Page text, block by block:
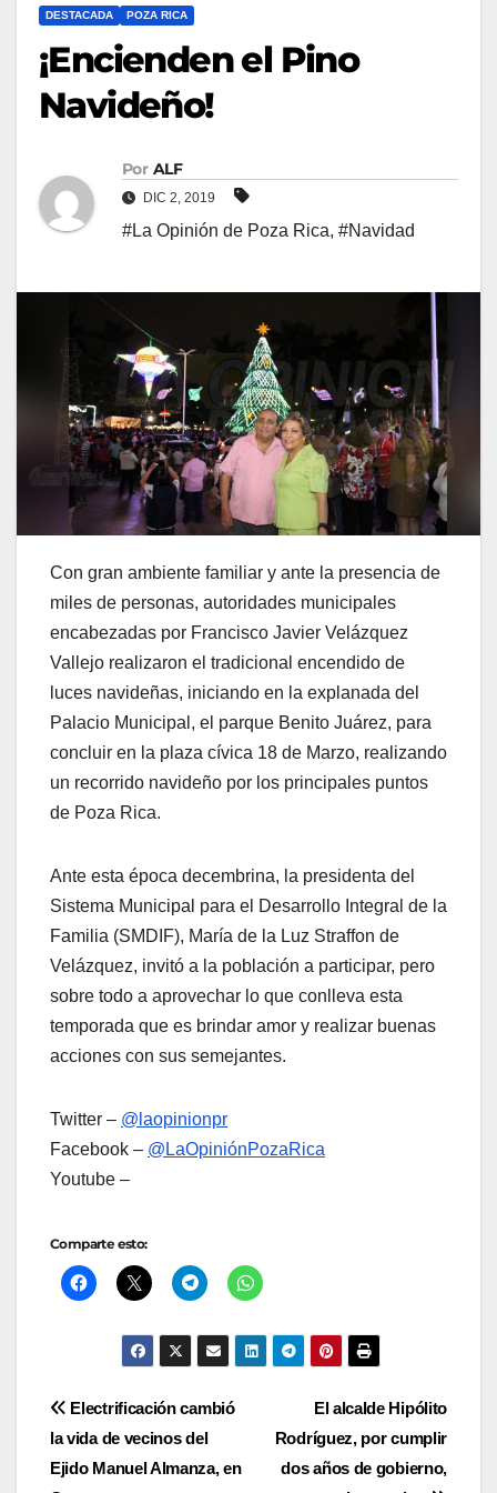
DESTACADA POZA RICA
¡Encienden el Pino
Navideño!
Por ALF
DIC 2, 2019
#La Opinión de Poza Rica, #Navidad
Con gran ambiente familiar y ante la presencia de
miles de personas, autoridades municipales
encabezadas por Francisco Javier Velázquez
Vallejo realizaron el tradicional encendido de
luces navideñas, iniciando en la explanada del
Palacio Municipal, el parque Benito Juárez, para
concluir en la plaza cívica 18 de Marzo, realizando
un recorrido navideño por los principales puntos
de Poza Rica.
Ante esta época decembrina, la presidenta del
Sistema Municipal para el Desarrollo Integral de la
Familia (SMDIF), María de la Luz Straffon de
Velázquez, invitó a la población a participar, pero
sobre todo a aprovechar lo que conlleva esta
temporada que es brindar amor y realizar buenas
acciones con sus semejantes.
Twitter – @laopinionpr
Facebook – @LaOpiniónPozaRica
Youtube –
Comparte esto:
Navegación
de
El alcalde Hipólito
Rodríguez, por cumplir
dos años de gobierno,
Electrificación cambió
la vida de vecinos del
Ejido Manuel Almanza, en